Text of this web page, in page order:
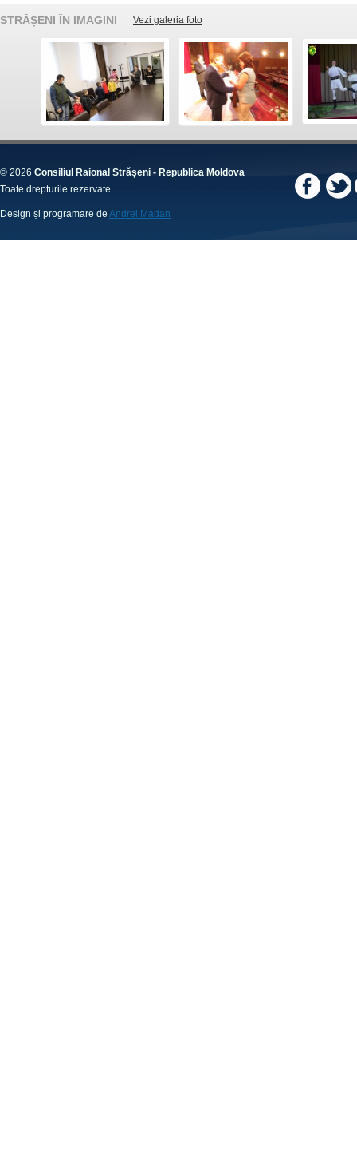
STRĂȘENI ÎN IMAGINI Vezi galeria foto
© 2026 Consiliul Raional Strășeni - Republica Moldova
Toate drepturile rezervate
Design și programare de Andrei Madan